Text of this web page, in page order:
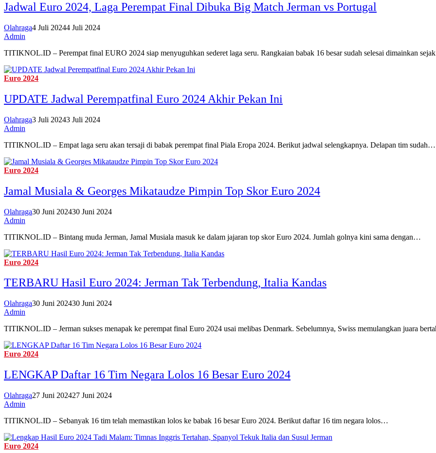
Jadwal Euro 2024, Laga Perempat Final Dibuka Big Match Jerman vs Portugal
Olahraga4 Juli 20244 Juli 2024
Admin
TITIKNOL.ID – Perempat final EURO 2024 siap menyuguhkan sederet laga seru. Rangkaian babak 16 besar sudah selesai dimainkan
Euro 2024
UPDATE Jadwal Perempatfinal Euro 2024 Akhir Pekan Ini
Olahraga3 Juli 20243 Juli 2024
Admin
TITIKNOL.ID – Empat laga seru akan tersaji di babak perempat final Piala Eropa 2024. Berikut jadwal selengkapnya. Delapan tim sudah…
Euro 2024
Jamal Musiala & Georges Mikataudze Pimpin Top Skor Euro 2024
Olahraga30 Juni 202430 Juni 2024
Admin
TITIKNOL.ID – Bintang muda Jerman, Jamal Musiala masuk ke dalam jajaran top skor Euro 2024. Jumlah golnya kini sama dengan…
Euro 2024
TERBARU Hasil Euro 2024: Jerman Tak Terbendung, Italia Kandas
Olahraga30 Juni 202430 Juni 2024
Admin
TITIKNOL.ID – Jerman sukses menapak ke perempat final Euro 2024 usai melibas Denmark. Sebelumnya, Swiss memulangkan juara
Euro 2024
LENGKAP Daftar 16 Tim Negara Lolos 16 Besar Euro 2024
Olahraga27 Juni 202427 Juni 2024
Admin
TITIKNOL.ID – Sebanyak 16 tim telah memastikan lolos ke babak 16 besar Euro 2024. Berikut daftar 16 tim negara lolos…
Euro 2024